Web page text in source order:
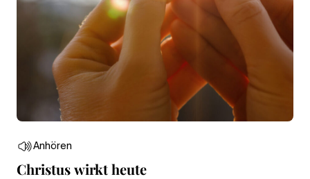
Anhören
Christus wirkt heute